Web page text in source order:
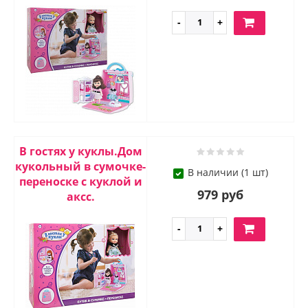
В гостях у куклы.Дом
кукольный в сумочке-
переноске с куклой и
аксс.
В наличии (1 шт)
979 руб